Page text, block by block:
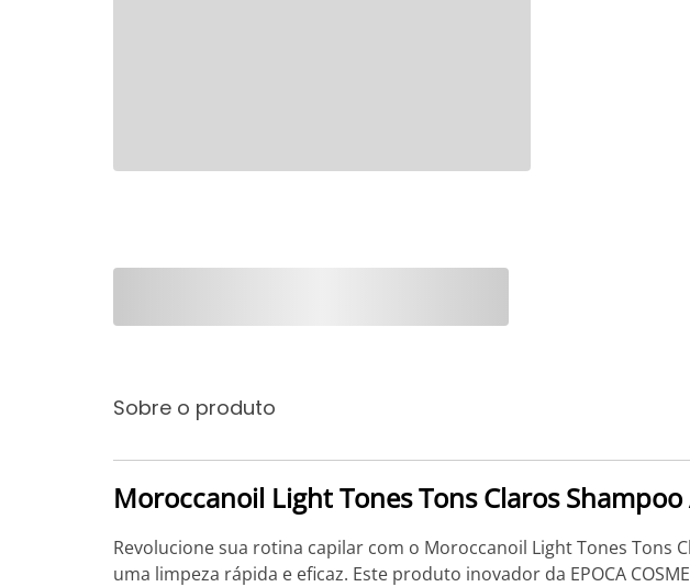
Sobre o produto
Moroccanoil Light Tones Tons Claros Shampoo
Revolucione sua rotina capilar com o Moroccanoil Light Tones Tons
uma limpeza rápida e eficaz. Este produto inovador da EPOCA